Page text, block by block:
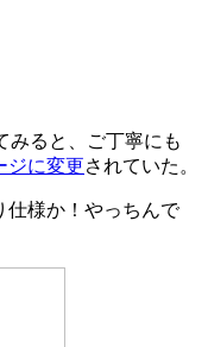
みると、ご丁寧にも
ジに変更されていた。
仕様か！やっちんで